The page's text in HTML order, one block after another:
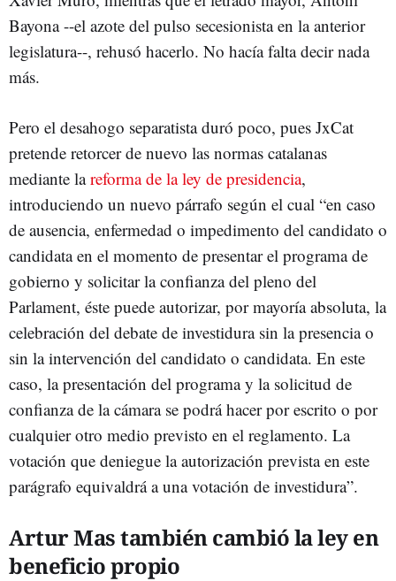
Bayona --el azote del pulso secesionista en la anterior
legislatura--, rehusó hacerlo. No hacía falta decir nada
más.
Pero el desahogo separatista duró poco, pues JxCat
pretende retorcer de nuevo las normas catalanas
mediante lareforma de la ley de presidencia,
introduciendo un nuevo párrafo según el cual “en caso
de ausencia, enfermedad o impedimento del candidato o
candidata en el momento de presentar el programa de
gobierno y solicitar la confianza del pleno del
Parlament, éste puede autorizar, por mayoría absoluta, la
celebración del debate de investidura sin la presencia o
sin la intervención del candidato o candidata. En este
caso, la presentación del programa y la solicitud de
confianza de la cámara se podrá hacer por escrito o por
cualquier otro medio previsto en el reglamento. La
votación que deniegue la autorización prevista en este
parágrafo equivaldrá a una votación de investidura”.
Artur Mas también cambió la ley en
beneficio propio